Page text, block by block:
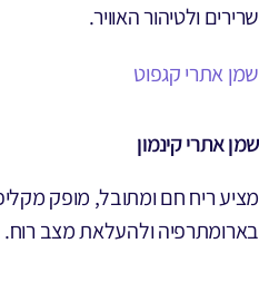
שרירים ולטיהור האוויר.
שמן אתרי קגפוט
שמן אתרי קינמון
מציע ריח חם ומתובל, מופק
בארומתרפיה ולהעלאת מצב רוח.